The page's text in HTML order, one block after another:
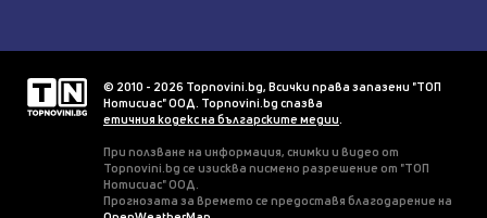
© 2010 - 2026 Topnovini.bg, Всички права запазени "ТОП
Нотисиас" ООД. Topnovini.bg спазва
етичния кодекс на българските медии.
При ползване на информация, снимки и видео от
Topnovini.bg се изисква писмено разрешение от "ТОП
Нотисиас" ООД.
Прогнозата за времето се предоставя благодарение на